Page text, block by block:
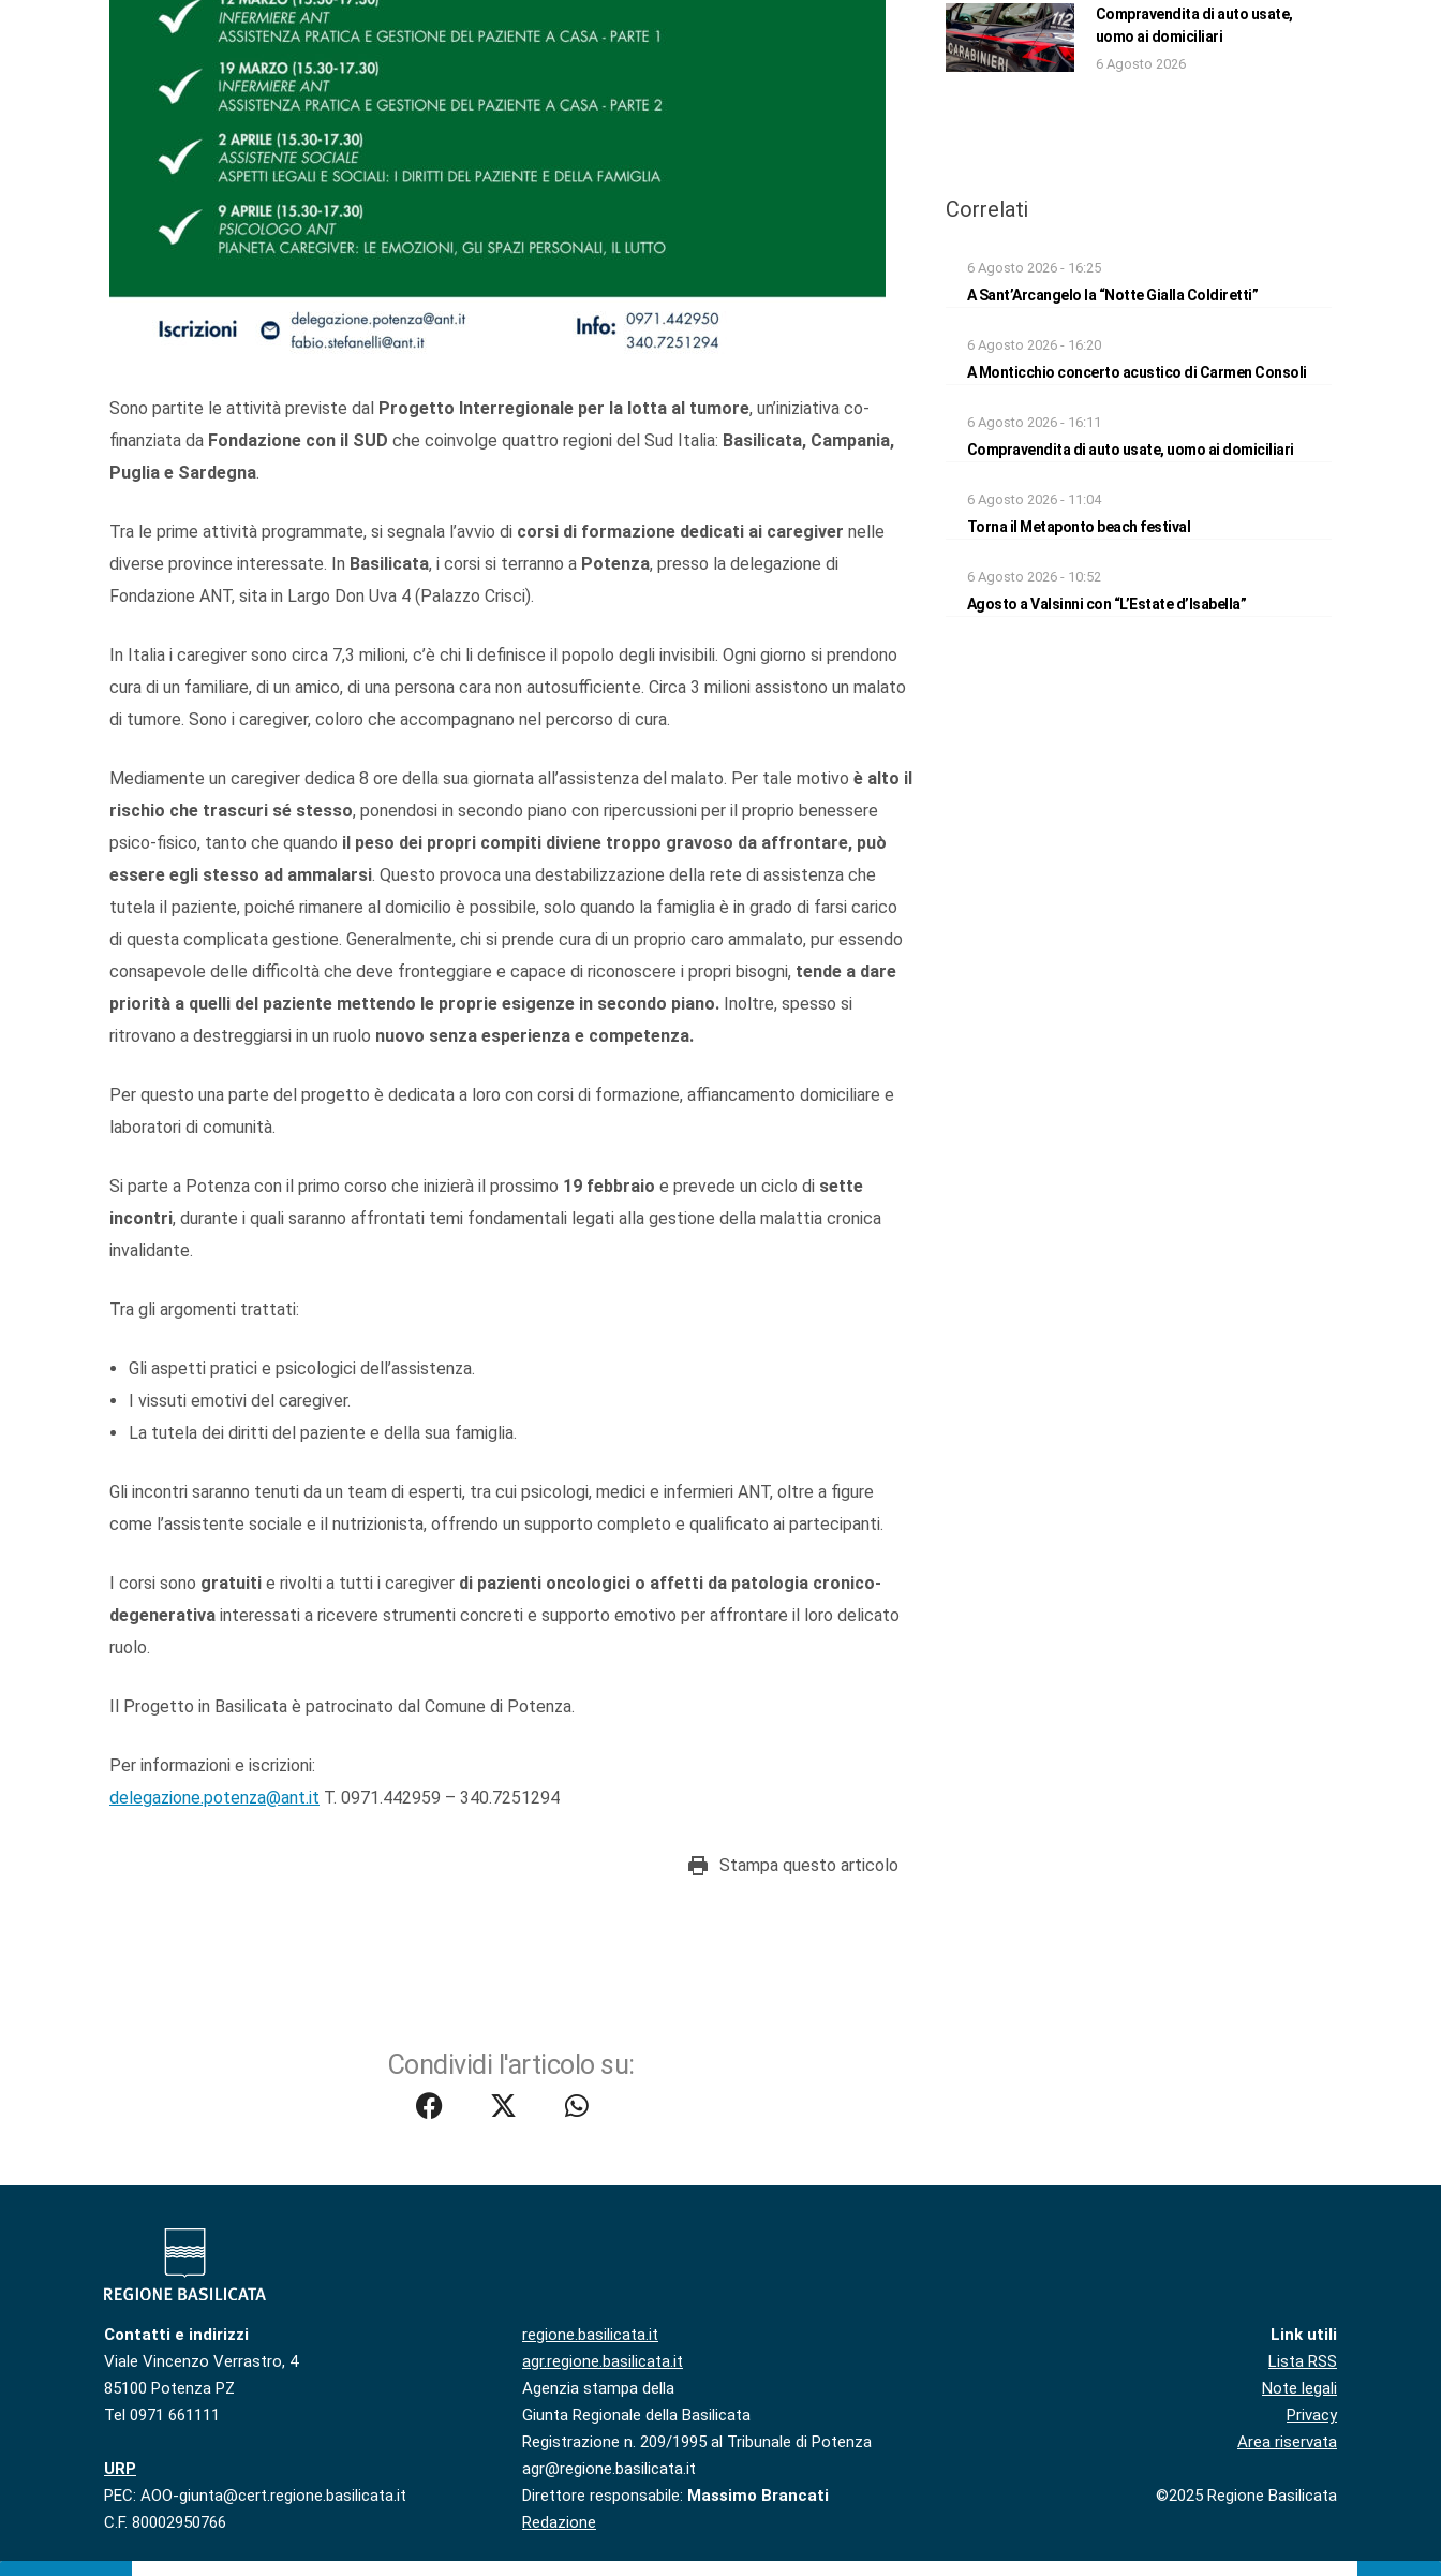
Sono partite le attività previste dal Progetto Interregionale per la lotta al tumore, un’iniziativa co-
finanziata da Fondazione con il SUD che coinvolge quattro regioni del Sud Italia: Basilicata, Campania,
Puglia e Sardegna.
Tra le prime attività programmate, si segnala l’avvio di corsi di formazione dedicati ai caregiver nelle
diverse province interessate. In Basilicata, i corsi si terranno a Potenza, presso la delegazione di
Fondazione ANT, sita in Largo Don Uva 4 (Palazzo Crisci).
In Italia i caregiver sono circa 7,3 milioni, c’è chi li definisce il popolo degli invisibili. Ogni giorno si prendono
cura di un familiare, di un amico, di una persona cara non autosufficiente. Circa 3 milioni assistono un malato
di tumore. Sono i caregiver, coloro che accompagnano nel percorso di cura.
Mediamente un caregiver dedica 8 ore della sua giornata all’assistenza del malato. Per tale motivo è alto il
rischio che trascuri sé stesso, ponendosi in secondo piano con ripercussioni per il proprio benessere
psico-fisico, tanto che quando il peso dei propri compiti diviene troppo gravoso da affrontare, può
essere egli stesso ad ammalarsi. Questo provoca una destabilizzazione della rete di assistenza che
tutela il paziente, poiché rimanere al domicilio è possibile, solo quando la famiglia è in grado di farsi carico
di questa complicata gestione. Generalmente, chi si prende cura di un proprio caro ammalato, pur essendo
consapevole delle difficoltà che deve fronteggiare e capace di riconoscere i propri bisogni, tende a dare
priorità a quelli del paziente mettendo le proprie esigenze in secondo piano. Inoltre, spesso si
ritrovano a destreggiarsi in un ruolo nuovo senza esperienza e competenza.
Per questo una parte del progetto è dedicata a loro con corsi di formazione, affiancamento domiciliare e
laboratori di comunità.
Si parte a Potenza con il primo corso che inizierà il prossimo 19 febbraio e prevede un ciclo di sette
incontri, durante i quali saranno affrontati temi fondamentali legati alla gestione della malattia cronica
invalidante.
Tra gli argomenti trattati:
Gli aspetti pratici e psicologici dell’assistenza.
I vissuti emotivi del caregiver.
La tutela dei diritti del paziente e della sua famiglia.
Gli incontri saranno tenuti da un team di esperti, tra cui psicologi, medici e infermieri ANT, oltre a figure
come l’assistente sociale e il nutrizionista, offrendo un supporto completo e qualificato ai partecipanti.
I corsi sono gratuiti e rivolti a tutti i caregiver di pazienti oncologici o affetti da patologia cronico-
degenerativa interessati a ricevere strumenti concreti e supporto emotivo per affrontare il loro delicato
ruolo.
Il Progetto in Basilicata è patrocinato dal Comune di Potenza.
Per informazioni e iscrizioni:
delegazione.potenza@ant.it T. 0971.442959 – 340.7251294
Stampa questo articolo
Condividi l'articolo su:
Compravendita di auto usate,
uomo ai domiciliari
6 Agosto 2026
Correlati
6 Agosto 2026 - 16:25
A Sant’Arcangelo la “Notte Gialla Coldiretti”
6 Agosto 2026 - 16:20
A Monticchio concerto acustico di Carmen Consoli
6 Agosto 2026 - 16:11
Compravendita di auto usate, uomo ai domiciliari
6 Agosto 2026 - 11:04
Torna il Metaponto beach festival
6 Agosto 2026 - 10:52
Agosto a Valsinni con “L’Estate d’Isabella”
Contatti e indirizzi
Viale Vincenzo Verrastro, 4
85100 Potenza PZ
Tel 0971 661111
URP
PEC: AOO-giunta@cert.regione.basilicata.it
C.F. 80002950766
regione.basilicata.it
agr.regione.basilicata.it
Agenzia stampa della
Giunta Regionale della Basilicata
Registrazione n. 209/1995 al Tribunale di Potenza
agr@regione.basilicata.it
Direttore responsabile: Massimo Brancati
Redazione
Link utili
Lista RSS
Note legali
Privacy
Area riservata
©2025 Regione Basilicata